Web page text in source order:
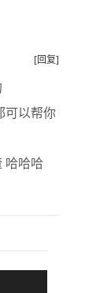
[回复]
可以帮你
哈哈哈